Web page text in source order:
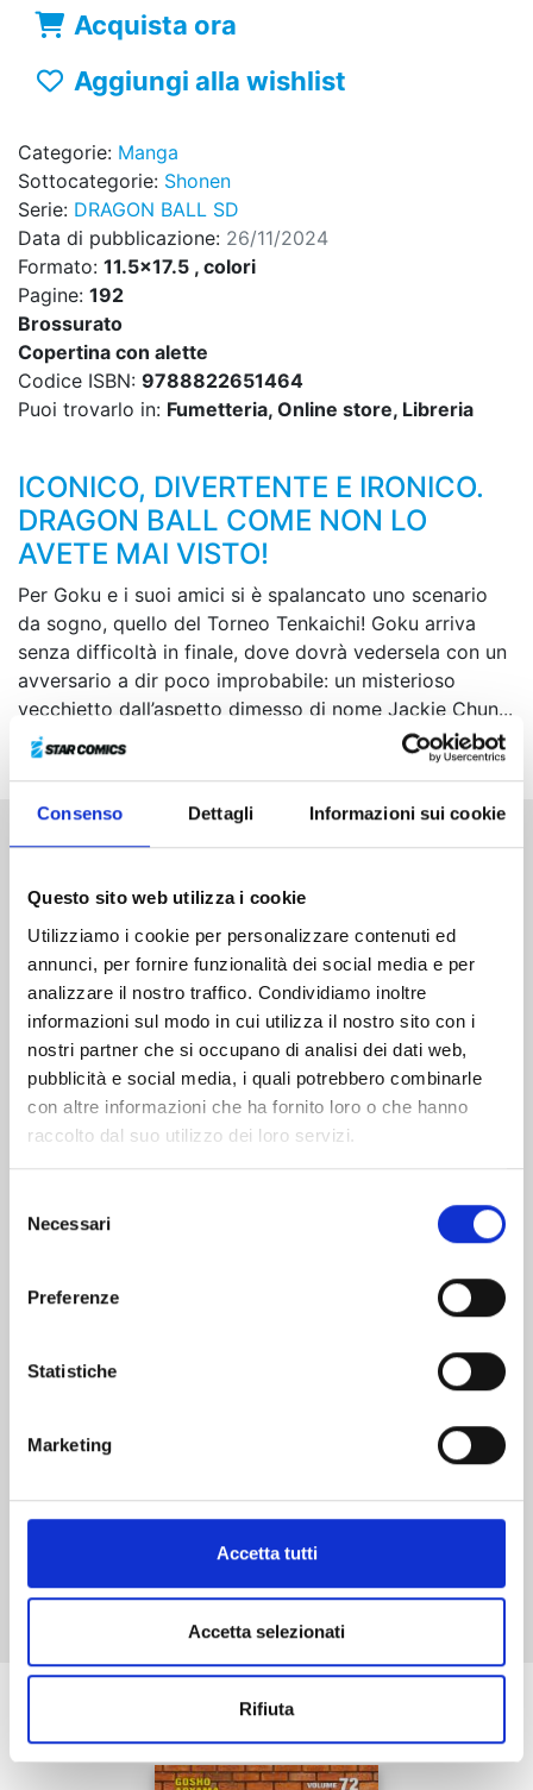
Consenso Dettagli Informazioni sui cookie
Questo sito web utilizza i cookie
Utilizziamo i cookie per personalizzare contenuti ed
annunci, per fornire funzionalità dei social media e per
analizzare il nostro traffico. Condividiamo inoltre
informazioni sul modo in cui utilizza il nostro sito con i
nostri partner che si occupano di analisi dei dati web,
pubblicità e social media, i quali potrebbero combinarle
con altre informazioni che ha fornito loro o che hanno
raccolto dal suo utilizzo dei loro servizi.
delNecessari
Preferenze
Statistiche
Marketing
Accetta tutti
Accetta selezionati
Rifiuta
Acquista ora
Aggiungi alla wishlist
Categorie: Manga
Sottocategorie: Shonen
Serie: DRAGON BALL SD
Data di pubblicazione: 26/11/2024
Formato: 11.5x17.5 , colori
Pagine: 192
Brossurato
Copertina con alette
Codice ISBN: 9788822651464
Puoi trovarlo in: Fumetteria, Online store, Libreria
ICONICO, DIVERTENTE E IRONICO.
DRAGON BALL COME NON LO
AVETE MAI VISTO!
Per Goku e i suoi amici si è spalancato uno scenario
da sogno, quello del Torneo Tenkaichi! Goku arriva
senza difficoltà in finale, dove dovrà vedersela con un
avversario a dir poco improbabile: un misterioso
vecchietto dall’aspetto dimesso di nome Jackie Chun...
Che razza di sfida ne verrà fuori?!
Altri volumi della serie
Mostra tutto
Se ti è piaciuto prova anche: